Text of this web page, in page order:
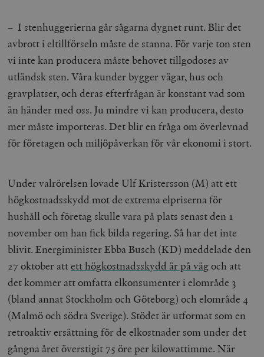
– I stenhuggerierna går sågarna dygnet runt. Blir det
avbrott i eltillförseln måste de stanna. För varje ton sten
vi inte kan producera måste behovet tillgodoses av
utländsk sten. Våra kunder bygger vägar, hus och
gravplatser, och deras efterfrågan är konstant vad som
än händer med oss. Ju mindre vi kan producera, desto
mer måste importeras. Det blir en fråga om överlevnad
för företagen och miljöpåverkan för vår ekonomi i stort.
Under valrörelsen lovade Ulf Kristersson (M) att ett
högkostnadsskydd mot de extrema elpriserna för
hushåll och företag skulle vara på plats senast den 1
november om han fick bilda regering. Så har det inte
blivit. Energiminister Ebba Busch (KD) meddelade den
27 oktober attett högkostnadsskydd är på vägoch att
det kommer att omfatta elkonsumenter i elområde 3
(bland annat Stockholm och Göteborg) och elområde 4
(Malmö och södra Sverige). Stödet är utformat som en
retroaktiv ersättning för de elkostnader som under det
gångna året överstigit 75 öre per kilowattimme. När